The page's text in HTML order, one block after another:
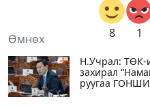
8 1
Өмнөх
Н.Учрал: ТӨК-
захирал
руугаа